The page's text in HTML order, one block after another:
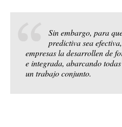
Sin embargo, para
predictiva sea
empresas la desarrollen de
e integrada, abarcando
un trabajo conjunto.